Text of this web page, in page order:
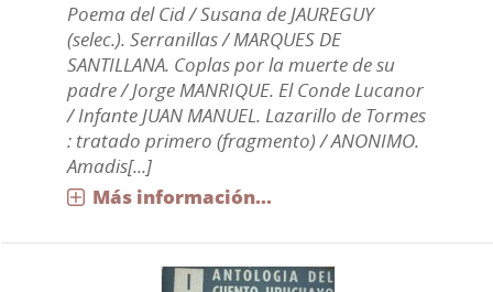
Poema del Cid / Susana de JAUREGUY
(selec.). Serranillas / MARQUES DE
SANTILLANA. Coplas por la muerte de su
padre / Jorge MANRIQUE. El Conde Lucanor
/ Infante JUAN MANUEL. Lazarillo de Tormes
: tratado primero (fragmento) / ANONIMO.
Amadis[...]
Más información...